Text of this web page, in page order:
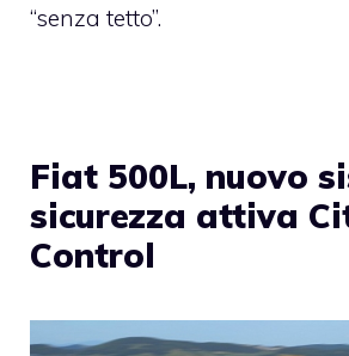
“senza tetto”.
Fiat 500L, nuovo
sicurezza attiva
Control